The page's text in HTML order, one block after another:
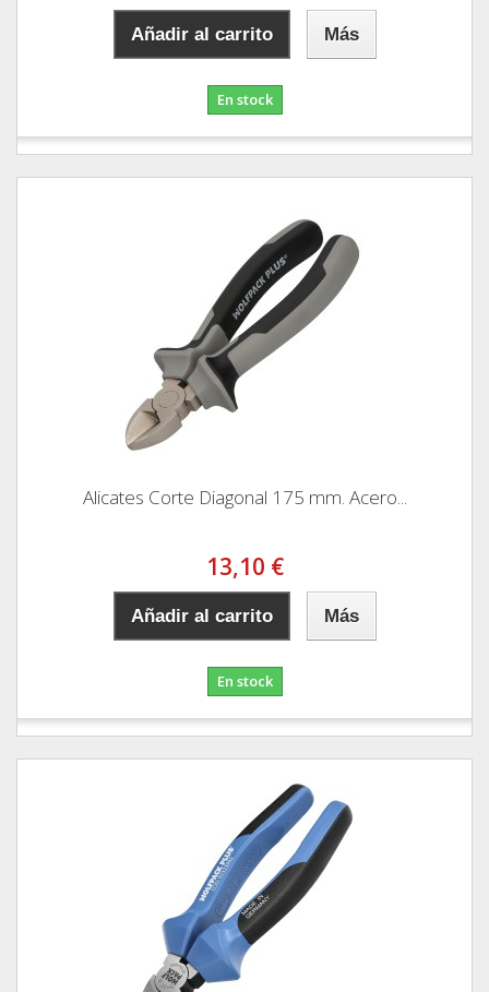
Añadir al carrito Más
En stock
Alicates Corte Diagonal 175 mm. Acero...
13,10 €
Añadir al carrito Más
En stock